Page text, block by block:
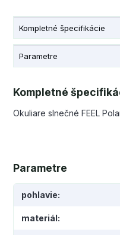
Kompletné špecifikácie
Parametre
Kompletné
Okuliare slnečné FEEL
Parametre
pohlavie
materiál